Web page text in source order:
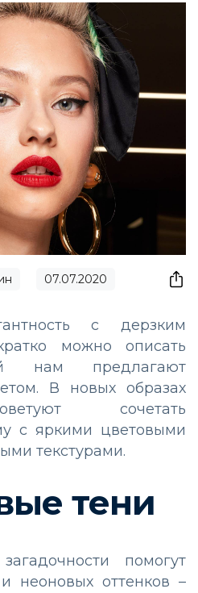
07.07.2020
с дерзким
можно описать
нам предлагают
В новых образах
сочетать
с яркими цветовыми
текстурами.
тени
помогут
неоновых оттенков –